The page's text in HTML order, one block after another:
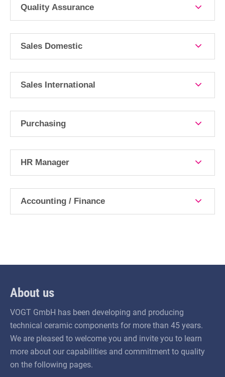
Quality Assurance
Sales Domestic
Sales International
Purchasing
HR Manager
Accounting / Finance
About us
VOGT GmbH has been developing and producing
technical ceramic components for more than 45 years.
We are pleased to welcome you and invite you to learn
more about our capabilities and commitment to quality
on the following pages.